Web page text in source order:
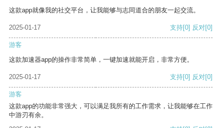
这款app就像我的社交平台，让我能够与志同道合的朋友一起交流。
2025-01-17 支持[0] 反对[0]
游客
这款加速器app的操作非常简单，一键加速就能开启，非常方便。
2025-01-17 支持[0] 反对[0]
游客
这款app的功能非常强大，可以满足我所有的工作需求，让我能够在工作
中游刃有余。